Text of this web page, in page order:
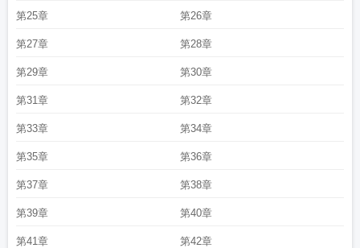
第25章 第26章
第27章 第28章
第29章 第30章
第31章 第32章
第33章 第34章
第35章 第36章
第37章 第38章
第39章 第40章
第41章 第42章